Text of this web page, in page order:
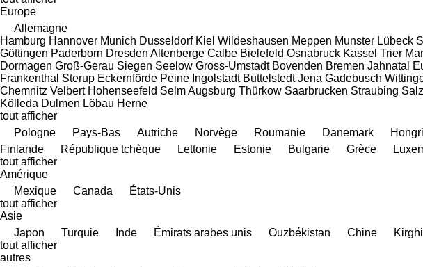
Europe
Allemagne
Hamburg Hannover Munich Dusseldorf Kiel Wildeshausen Meppen Munster Lübeck
Göttingen Paderborn Dresden Altenberge Calbe Bielefeld Osnabruck Kassel Trier
Dormagen Groß-Gerau Siegen Seelow Gross-Umstadt Bovenden Bremen Jahnatal
Frankenthal Sterup Eckernförde Peine Ingolstadt Buttelstedt Jena Gadebusch
Chemnitz Velbert Hohenseefeld SelmAugsburg Thürkow Saarbrucken Straubing
Kölleda Dulmen Löbau Herne
tout afficher
Pologne
Pays-Bas Autriche Norvège Roumanie Danemark
Finlande
République tchèque Lettonie Estonie Bulgarie Grèce
tout afficher
Amérique
Mexique
Canada
États-Unis
tout afficher
Asie
Japon
Turquie Inde Émirats arabes unis Ouzbékistan Chine
tout afficher
autres